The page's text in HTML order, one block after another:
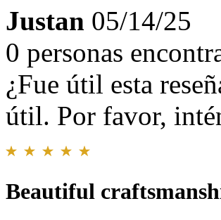
Justan 05/14/25
0 personas
¿Fue útil esta
útil. Por favor,
Beautiful